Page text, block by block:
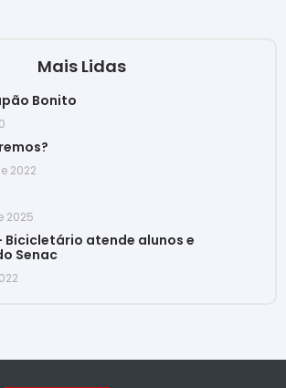
Mais Lidas
Bonito
2022
2025
atende alunos e
Senac